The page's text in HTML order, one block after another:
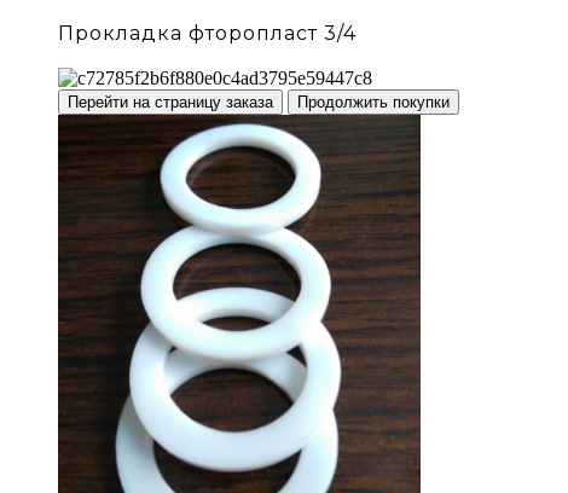
Прокладка фторопласт 3/4
Перейти на страницу заказа Продолжить покупки